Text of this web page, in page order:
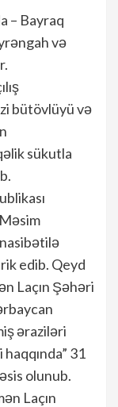
– Bayraq
və
bütövlüyü və
sükutla
edib. Qeyd
Laçın Şəhəri
əraziləri
31
olunub.
Laçın